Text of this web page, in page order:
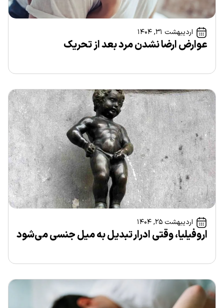
اردیبهشت ۳۱, ۱۴۰۴
عوارض ارضا نشدن مرد بعد از تحریک
اردیبهشت ۲۵, ۱۴۰۴
اروفیلیا، وقتی ادرار تبدیل به میل جنسی می‌شود